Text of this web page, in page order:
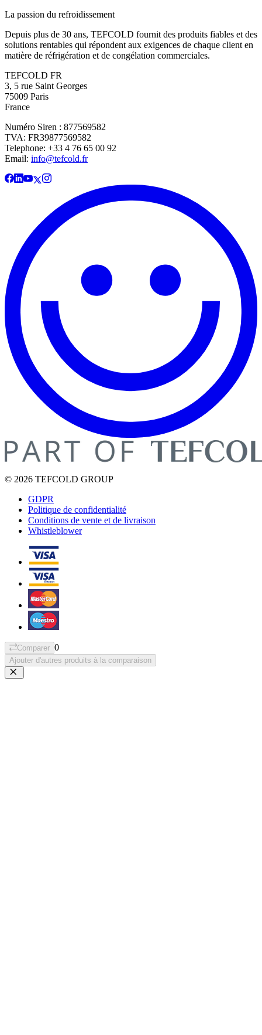
La passion du refroidissement
Depuis plus de 30 ans, TEFCOLD fournit des produits fiables et des
solutions rentables qui répondent aux exigences de chaque client en
matière de réfrigération et de congélation commerciales.
TEFCOLD FR
3, 5 rue Saint Georges
75009 Paris
France
Numéro Siren : 877569582
TVA: FR39877569582
Telephone: +33 4 76 65 00 92
Email: info@tefcold.fr
© 2026 TEFCOLD GROUP
GDPR
Politique de confidentialité
Conditions de vente et de livraison
Whistleblower
Comparer 0
Ajouter d'autres produits à la comparaison